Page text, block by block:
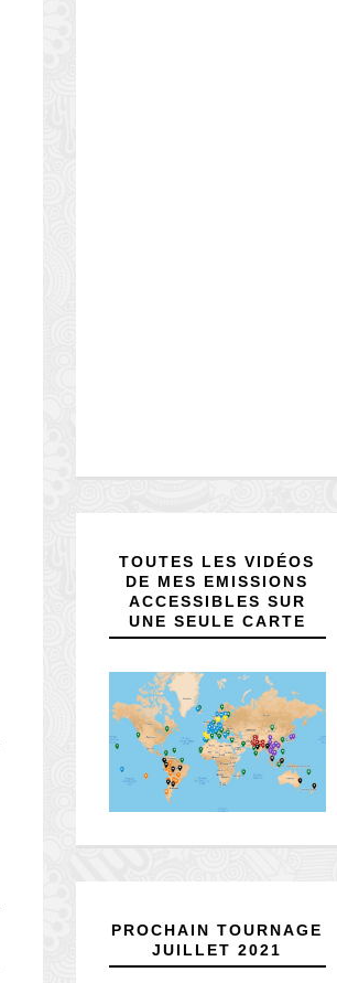
TOUTES LES VIDÉOS
DE MES EMISSIONS
ACCESSIBLES SUR
UNE SEULE CARTE
PROCHAIN TOURNAGE
JUILLET 2021